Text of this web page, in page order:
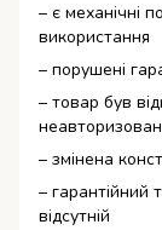
– є механічні
використання
– порушені
– товар був
– змінена
– гарантійний
відсутній